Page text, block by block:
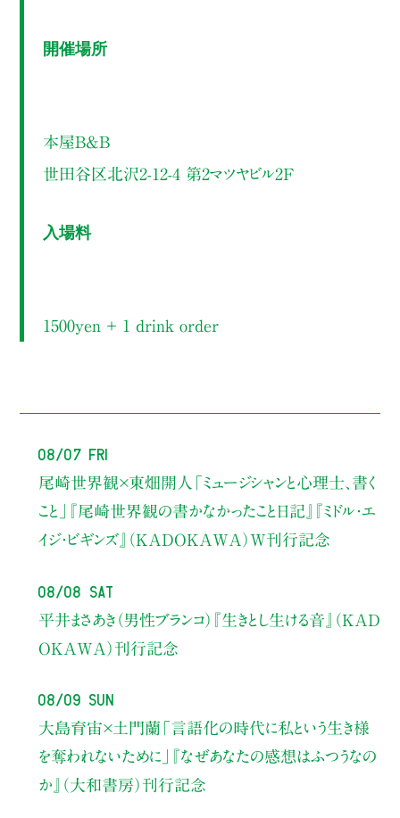
開催場所
本屋B&B
世田谷区北沢2-12-4 第2マツヤビル2F
入場料
1500yen ＋ 1 drink order
08/07 Fri
尾崎世界観×東畑開人
「ミュージシャンと心理士、書く
こと」
『尾崎世界観の書かなかったこと日記』『ミドル・エ
イジ・ビギンズ』（KADOKAWA）W刊行記念
08/08 Sat
平井まさあき（男性ブランコ） 『生きとし生ける音』（KAD
OKAWA）刊行記念
08/09 Sun
大島育宙×土門蘭 「言語化の時代に私という生き様
を奪われないために」
『なぜあなたの感想はふつうなの
か』（大和書房）刊行記念